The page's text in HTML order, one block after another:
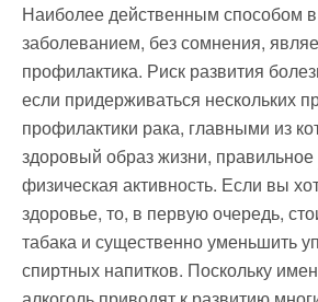
Наиболее действенным способом
заболеванием, без сомнения,
профилактика. Риск развития
если придерживаться нескольких
профилактики рака, главными из
здоровый образ жизни, правильное
физическая активность. Если вы
здоровье, то, в первую очередь,
табака и существенно уменьшить
спиртных напитков. Поскольку